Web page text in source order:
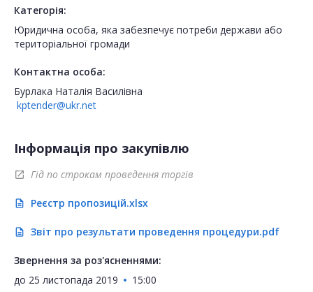
Категорія:
Юридична особа, яка забезпечує потреби держави або
територіальної громади
Контактна особа:
Бурлака Наталія Василівна
kptender@ukr.net
Інформація про закупівлю
open_in_new Гід по строкам проведення торгів
description Реєстр пропозицій.xlsx
description Звіт про результати проведення процедури.pdf
Звернення за роз'ясненнями:
до 25 листопада 2019 15:00